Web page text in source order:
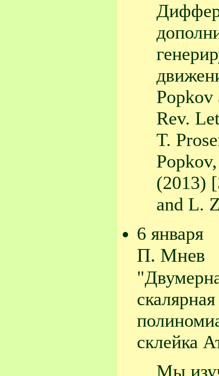
Popkov
Rev.
T.
(2013)
and L.
6 января
П. Мнев
склейка
Мы